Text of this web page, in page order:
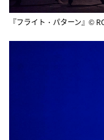
『フライト・パターン』©